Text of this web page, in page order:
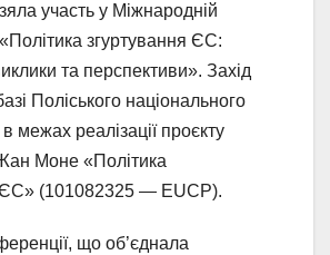
участь у Міжнародній
згуртування ЄС:
та перспективи». Захід
Поліського національного
межах реалізації проєкту
Моне «Політика
ЄС» (101082325 — EUCP).
що об’єднала